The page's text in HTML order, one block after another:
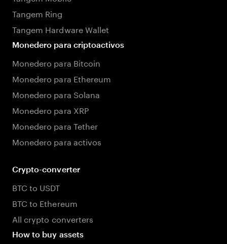
Tangem Ring
Tangem Hardware Wallet
Monedero para criptoactivos
Monedero para Bitcoin
Monedero para Ethereum
Monedero para Solana
Monedero para XRP
Monedero para Tether
Monedero para activos
Crypto-converter
BTC to USDT
BTC to Ethereum
All crypto converters
How to buy assets